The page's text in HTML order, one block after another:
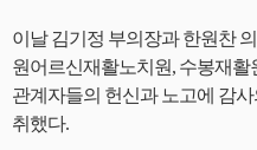
이날 김기정 부의장과 한원찬
원어르신재활노치원, 수봉재활
관계자들의 헌신과 노고에 감
취했다.